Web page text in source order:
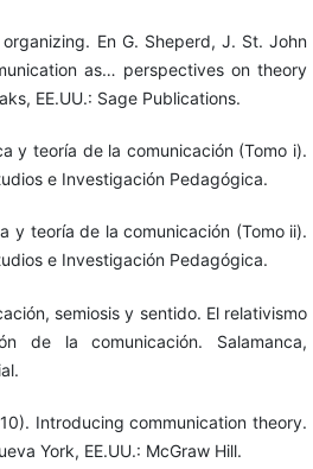
En G. Sheperd, J. St. John
as… perspectives on theory
EE.UU.: Sage Publications.
y teoría de la comunicación (Tomo i).
e Investigación Pedagógica.
y teoría de la comunicación (Tomo ii).
e Investigación Pedagógica.
semiosis y sentido. El relativismo
de la comunicación. Salamanca,
Introducing communication theory.
York, EE.UU.: McGraw Hill.